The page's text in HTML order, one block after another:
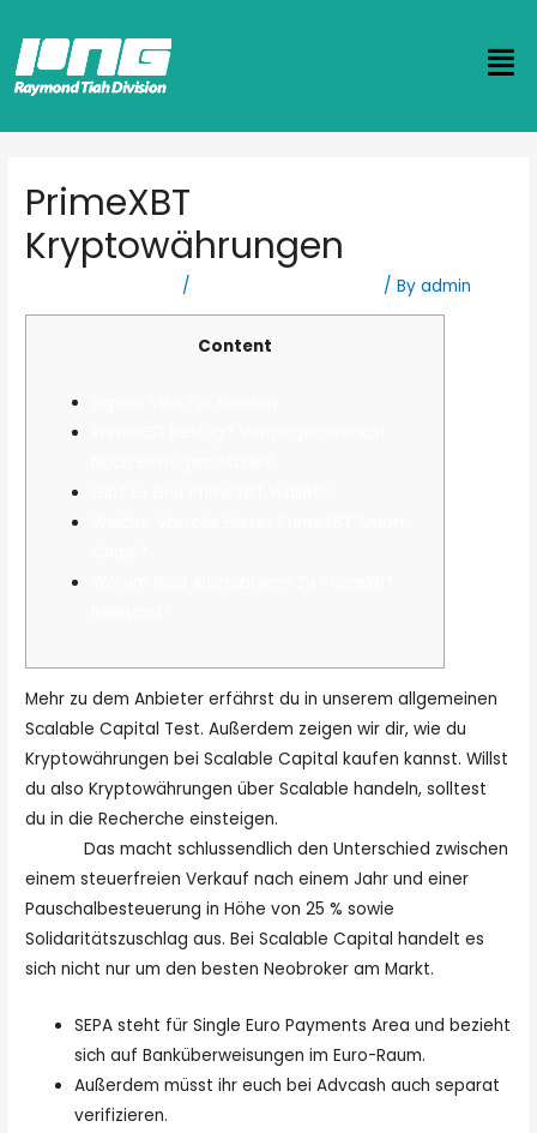
PrimeXBT
Kryptowährungen
/ / Byadmin
Content
Mehr zu dem Anbieter erfährst du in unserem allgemeinen
Scalable Capital Test. Außerdem zeigen wir dir, wie du
Kryptowährungen bei Scalable Capital kaufen kannst. Willst
du also Kryptowährungen über Scalable handeln, solltest
du in die Recherche einsteigen.
Das macht schlussendlich den Unterschied zwischen
einem steuerfreien Verkauf nach einem Jahr und einer
Pauschalbesteuerung in Höhe von 25 % sowie
Solidaritätszuschlag aus. Bei Scalable Capital handelt es
sich nicht nur um den besten Neobroker am Markt.
SEPA steht für Single Euro Payments Area und bezieht
sich auf Banküberweisungen im Euro-Raum.
Außerdem müsst ihr euch bei Advcash auch separat
verifizieren.